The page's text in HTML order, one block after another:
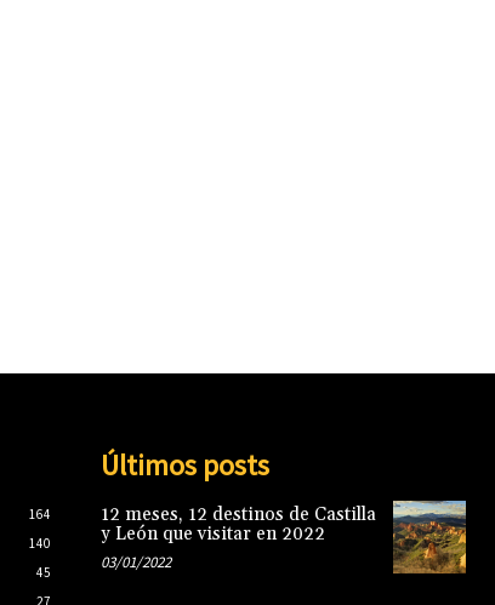
164
140
45
27
Últimos posts
12 meses, 12 destinos de Castilla
y León que visitar en 2022
03/01/2022